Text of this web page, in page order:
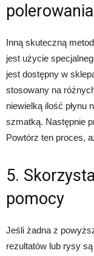
polerowania
Inną skuteczną
jest użycie
jest dostępny w
stosowany na
niewielką ilość płynu
szmatką. Następnie
Powtórz ten proces,
5.
pomocy
Jeśli żadna z
rezultatów lub rysy